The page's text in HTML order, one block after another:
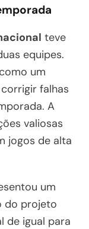
teve
equipes.
um
falhas
A
valiosas
jogos de alta
um
do projeto
de igual para